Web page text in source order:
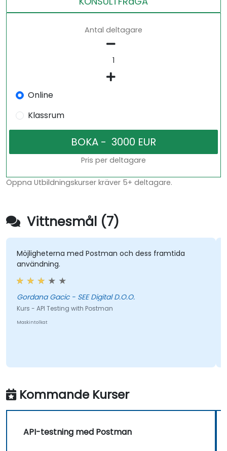
Antal deltagare
Online
Klassrum
Pris per deltagare
Öppna Utbildningskurser kräver 5+ deltagare.
Vittnesmål (7)
Möjligheterna med Postman och dess framtida
användning.
Gordana Gacic - SEE Digital D.O.O.
Kurs - API Testing with Postman
Maskintolkat
Kommande Kurser
API-testning med Postman